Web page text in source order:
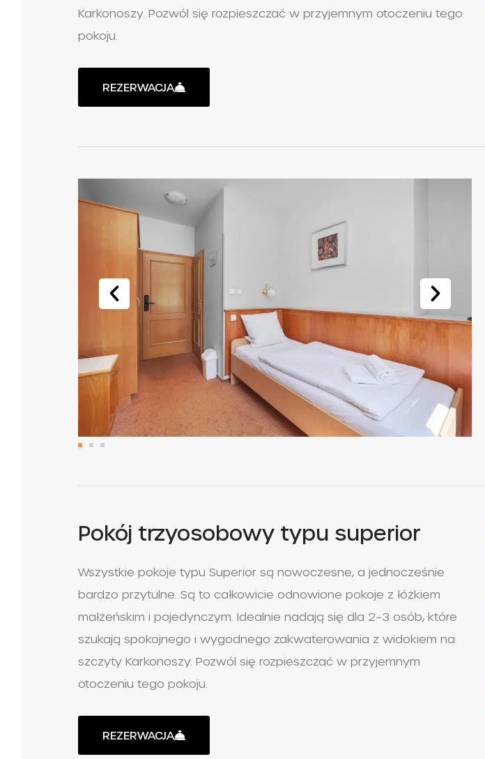
Karkonoszy. Pozwól się rozpieszczać w przyjemnym otoczeniu tego
pokoju.
REZERWACJA
Pokój trzyosobowy typu superior
Wszystkie pokoje typu Superior są nowoczesne, a jednocześnie
bardzo przytulne. Są to całkowicie odnowione pokoje z łóżkiem
małżeńskim i pojedynczym. Idealnie nadają się dla 2–3 osób, które
szukają spokojnego i wygodnego zakwaterowania z widokiem na
szczyty Karkonoszy. Pozwól się rozpieszczać w przyjemnym
otoczeniu tego pokoju.
REZERWACJA